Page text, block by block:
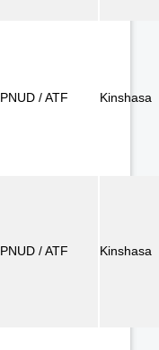
PNUD / ATF Kinshasa
PNUD / ATF Kinshasa